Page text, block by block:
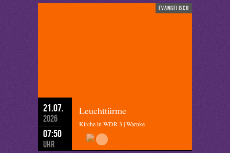
evangelisch
21.07.
2026
07:50
Uhr
Leuchttürme
Kirche in WDR 3 | Warnke